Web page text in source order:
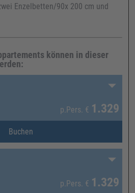
Enzelbetten/90x 200 cm und
können in dieser
p.Pers. € 1.329
Buchen
p.Pers. € 1.329